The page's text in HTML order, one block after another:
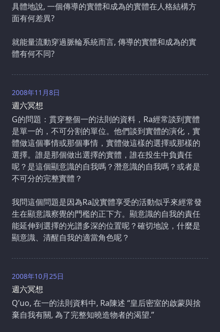
具體地說, 一個傳導的實體和成為的實體在人格結構方
面有何差異?
就能量流動穿過脈輪系統而言, 傳導的實體和成為的實
體有何不同?
2008年11月8日
週六冥想
G的問題：貫穿整個一的法則的資料，Ra經常談到實體
是單一的，不可分割的單位。他們談到實體的演化，實
體做這個事情或那個事情，實體做這樣的選擇或那樣的
選擇。誰是那個做出選擇的實體，誰在投生中負責任
呢？是這個顯意識的自我嗎？潛意識的自我嗎？或者是
不可分的完整實體？
我問這個問題是因為Ra說實體享受的活動似乎來經常發
生在顯意識察覺的門檻的正下方。顯意識的自我的責任
能延伸到選擇的光譜多深的位置呢？確切地說，什麼是
顯意識、清醒自我的適當角色呢？
2008年10月25日
週六冥想
Q’uo, 在一的法則資料中, Ra陳述 “皇后密室的啟蒙與捨
棄自我有關, 為了完整知曉造物者的渴望.”